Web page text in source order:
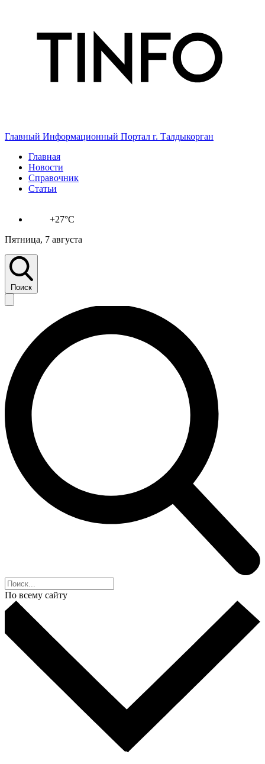
Главный Информационный Портал г. Талдыкорган
Главная
Новости
Справочник
Статьи
+27°C
Пятница, 7 августа
Поиск
По всему сайту